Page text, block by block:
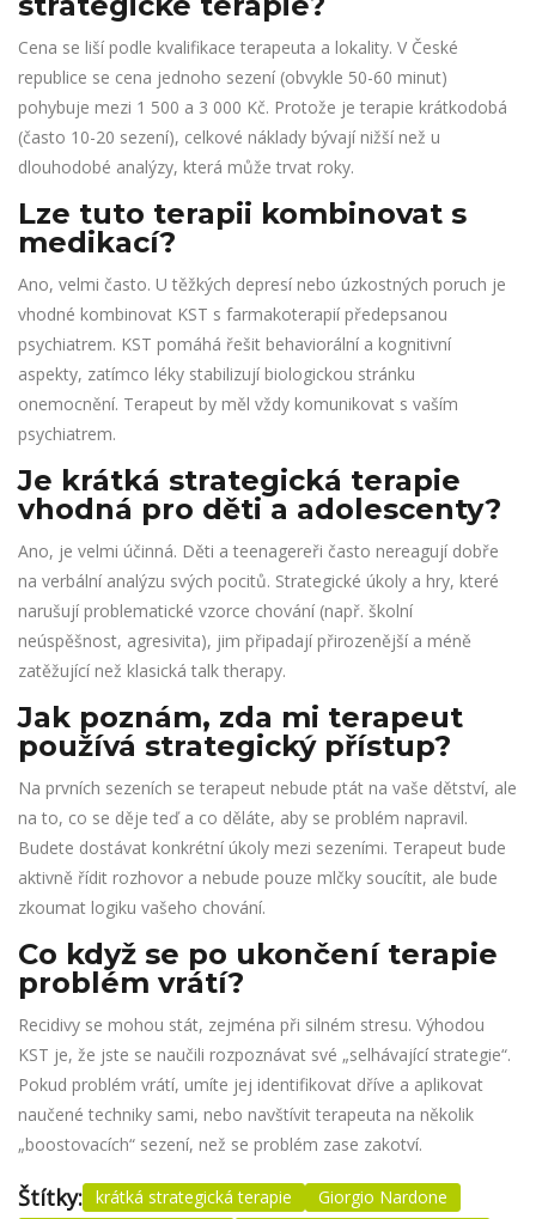
Cena se liší podle kvalifikace terapeuta a lokality. V České
republice se cena jednoho sezení (obvykle 50-60 minut)
pohybuje mezi 1 500 a 3 000 Kč. Protože je terapie krátkodobá
(často 10-20 sezení), celkové náklady bývají nižší než u
dlouhodobé analýzy, která může trvat roky.
Lze tuto terapii kombinovat s
medikací?
Ano, velmi často. U těžkých depresí nebo úzkostných poruch je
vhodné kombinovat KST s farmakoterapií předepsanou
psychiatrem. KST pomáhá řešit behaviorální a kognitivní
aspekty, zatímco léky stabilizují biologickou stránku
onemocnění. Terapeut by měl vždy komunikovat s vaším
psychiatrem.
Je krátká strategická terapie
vhodná pro děti a adolescenty?
Ano, je velmi účinná. Děti a teenagereři často nereagují dobře
na verbální analýzu svých pocitů. Strategické úkoly a hry, které
narušují problematické vzorce chování (např. školní
neúspěšnost, agresivita), jim připadají přirozenější a méně
zatěžující než klasická talk therapy.
Jak poznám, zda mi terapeut
používá strategický přístup?
Na prvních sezeních se terapeut nebude ptát na vaše dětství, ale
na to, co se děje teď a co děláte, aby se problém napravil.
Budete dostávat konkrétní úkoly mezi sezeními. Terapeut bude
aktivně řídit rozhovor a nebude pouze mlčky soucítit, ale bude
zkoumat logiku vašeho chování.
Co když se po ukončení terapie
problém vrátí?
Recidivy se mohou stát, zejména při silném stresu. Výhodou
KST je, že jste se naučili rozpoznávat své „selhávající strategie“.
Pokud problém vrátí, umíte jej identifikovat dříve a aplikovat
naučené techniky sami, nebo navštívit terapeuta na několik
„boostovacích“ sezení, než se problém zase zakotví.
Štítky: krátká strategická terapie
Giorgio Nardone